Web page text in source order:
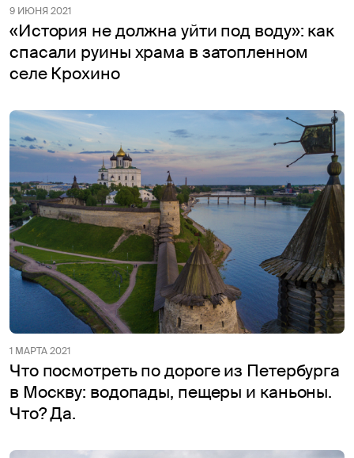
9 ИЮНЯ 2021
«История не должна уйти под воду»: как
спасали руины храма в затопленном
селе Крохино
1 МАРТА 2021
Что посмотреть по дороге из Петербурга
в Москву: водопады, пещеры и каньоны.
Что? Да.